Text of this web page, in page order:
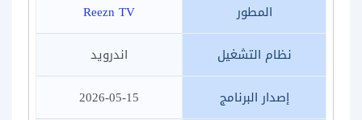
المطور
Reezn TV
نظام التشغيل
اندرويد
إصدار البرنامج
2026-05-15